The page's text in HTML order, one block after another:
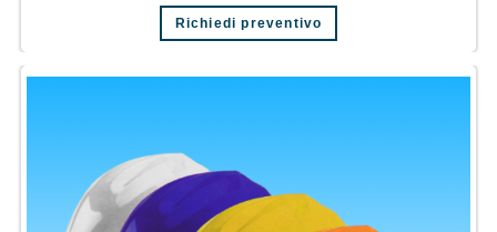
Richiedi preventivo